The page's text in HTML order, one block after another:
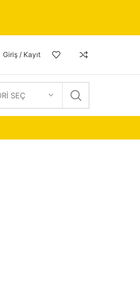
Giriş / Kayıt
SEÇ